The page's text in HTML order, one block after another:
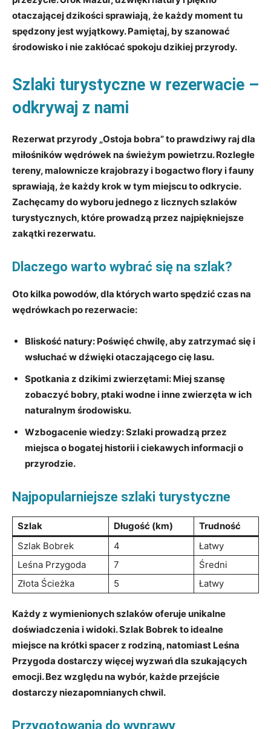
otaczającej dzikości sprawiają, że każdy moment tu
spędzony jest wyjątkowy. Pamiętaj, by szanować
środowisko i nie zakłócać spokoju dzikiej przyrody.
Szlaki turystyczne w rezerwacie –
odkrywaj z nami
Rezerwat przyrody „Ostoja bobra” to prawdziwy raj dla
miłośników wędrówek na świeżym powietrzu. Rozległe
tereny, malownicze krajobrazy i bogactwo flory i fauny
sprawiają, że każdy krok w tym miejscu to odkrycie.
Zachęcamy do wyboru jednego z licznych szlaków
turystycznych, które prowadzą przez najpiękniejsze
zakątki rezerwatu.
Dlaczego warto wybrać się na szlak?
Oto kilka powodów, dla których warto spędzić czas na
wędrówkach po rezerwacie:
Bliskość natury: Poświęć chwilę, aby zatrzymać się i
wsłuchać w dźwięki otaczającego cię lasu.
Spotkania z dzikimi zwierzętami: Miej szansę
zobaczyć bobry, ptaki wodne i inne zwierzęta w ich
naturalnym środowisku.
Wzbogacenie wiedzy:Szlaki prowadzą przez
miejsca o bogatej historii i ciekawych informacji o
przyrodzie.
Najpopularniejsze szlaki turystyczne
Szlak Długość (km)
Trudność
Szlak Bobrek
4
Łatwy
Leśna Przygoda
7
Średni
Złota Ścieżka
5 Łatwy
Każdy z wymienionych szlaków oferuje unikalne
doświadczenia i widoki. Szlak Bobrek to idealne
miejsce na krótki spacer z rodziną, natomiast Leśna
Przygoda dostarczy więcej wyzwań dla szukających
emocji. Bez względu na wybór, każde przejście
dostarczy niezapomnianych chwil.
Przygotowania do wyprawy